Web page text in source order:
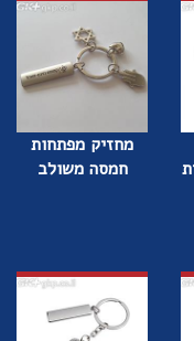
מחזיק מפתחות
חמסה משולב